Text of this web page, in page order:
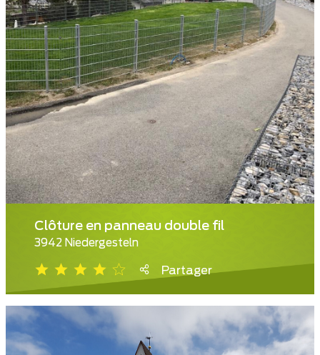
Clôture en panneau double fil
3942 Niedergesteln
Partager